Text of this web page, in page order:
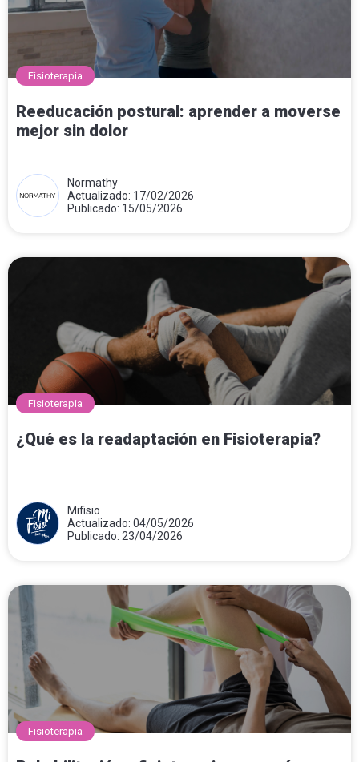
Fisioterapia
Reeducación postural: aprender a moverse
mejor sin dolor
Normathy
Actualizado: 17/02/2026
Publicado: 15/05/2026
Fisioterapia
¿Qué es la readaptación en Fisioterapia?
Mifisio
Actualizado: 04/05/2026
Publicado: 23/04/2026
Fisioterapia